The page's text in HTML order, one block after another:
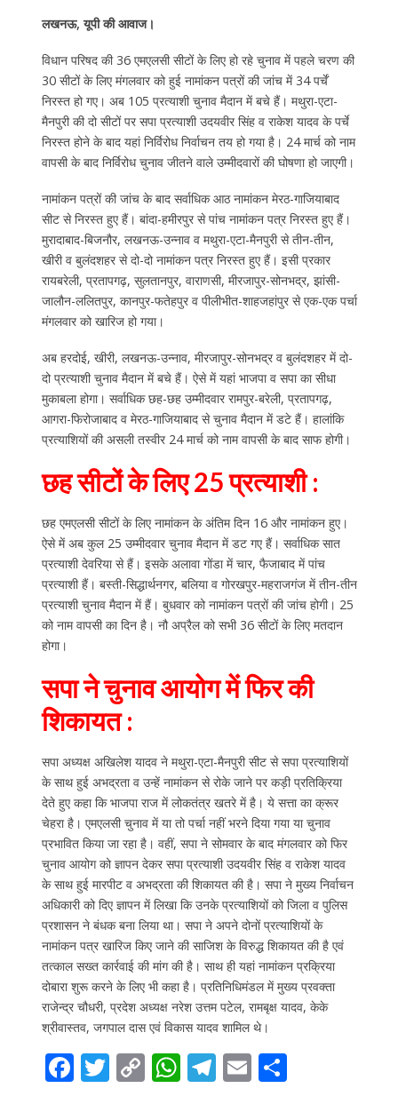
लखनऊ, यूपी की आवाज।
विधान परिषद की 36 एमएलसी सीटों के लिए हो रहे चुनाव में पहले चरण की
30 सीटों के लिए मंगलवार को हुई नामांकन पत्रों की जांच में 34 पर्चें
निरस्त हो गए। अब 105 प्रत्याशी चुनाव मैदान में बचे हैं। मथुरा-एटा-
मैनपुरी की दो सीटों पर सपा प्रत्याशी उदयवीर सिंह व राकेश यादव के पर्चे
निरस्त होने के बाद यहां निर्विरोध निर्वाचन तय हो गया है। 24 मार्च को नाम
वापसी के बाद निर्विरोध चुनाव जीतने वाले उम्मीदवारों की घोषणा हो जाएगी।
नामांकन पत्रों की जांच के बाद सर्वाधिक आठ नामांकन मेरठ-गाजियाबाद
सीट से निरस्त हुए हैं। बांदा-हमीरपुर से पांच नामांकन पत्र निरस्त हुए हैं।
मुरादाबाद-बिजनौर, लखनऊ-उन्नाव व मथुरा-एटा-मैनपुरी से तीन-तीन,
खीरी व बुलंदशहर से दो-दो नामांकन पत्र निरस्त हुए हैं। इसी प्रकार
रायबरेली, प्रतापगढ़, सुलतानपुर, वाराणसी, मीरजापुर-सोनभद्र, झांसी-
जालौन-ललितपुर, कानपुर-फतेहपुर व पीलीभीत-शाहजहांपुर से एक-एक पर्चा
मंगलवार को खारिज हो गया।
अब हरदोई, खीरी, लखनऊ-उन्नाव, मीरजापुर-सोनभद्र व बुलंदशहर में दो-
दो प्रत्याशी चुनाव मैदान में बचे हैं। ऐसे में यहां भाजपा व सपा का सीधा
मुकाबला होगा। सर्वाधिक छह-छह उम्मीदवार रामपुर-बरेली, प्रतापगढ़,
आगरा-फिरोजाबाद व मेरठ-गाजियाबाद से चुनाव मैदान में डटे हैं। हालांकि
प्रत्याशियों की असली तस्वीर 24 मार्च को नाम वापसी के बाद साफ होगी।
छह सीटों के लिए 25 प्रत्याशी :
छह एमएलसी सीटों के लिए नामांकन के अंतिम दिन 16 और नामांकन हुए।
ऐसे में अब कुल 25 उम्मीदवार चुनाव मैदान में डट गए हैं। सर्वाधिक सात
प्रत्याशी देवरिया से हैं। इसके अलावा गोंडा में चार, फैजाबाद में पांच
प्रत्याशी हैं। बस्ती-सिद्धार्थनगर, बलिया व गोरखपुर-महराजगंज में तीन-तीन
प्रत्याशी चुनाव मैदान में हैं। बुधवार को नामांकन पत्रों की जांच होगी। 25
को नाम वापसी का दिन है। नौ अप्रैल को सभी 36 सीटों के लिए मतदान
होगा।
सपा ने चुनाव आयोग में फिर की
शिकायत :
सपा अध्यक्ष अखिलेश यादव ने मथुरा-एटा-मैनपुरी सीट से सपा प्रत्याशियों
के साथ हुई अभद्रता व उन्हें नामांकन से रोके जाने पर कड़ी प्रतिक्रिया
देते हुए कहा कि भाजपा राज में लोकतंत्र खतरे में है। ये सत्ता का क्रूर
चेहरा है। एमएलसी चुनाव में या तो पर्चा नहीं भरने दिया गया या चुनाव
प्रभावित किया जा रहा है। वहीं, सपा ने सोमवार के बाद मंगलवार को फिर
चुनाव आयोग को ज्ञापन देकर सपा प्रत्याशी उदयवीर सिंह व राकेश यादव
के साथ हुई मारपीट व अभद्रता की शिकायत की है। सपा ने मुख्य निर्वाचन
अधिकारी को दिए ज्ञापन में लिखा कि उनके प्रत्याशियों को जिला व पुलिस
प्रशासन ने बंधक बना लिया था। सपा ने अपने दोनों प्रत्याशियों के
नामांकन पत्र खारिज किए जाने की साजिश के विरुद्ध शिकायत की है एवं
तत्काल सख्त कार्रवाई की मांग की है। साथ ही यहां नामांकन प्रक्रिया
दोबारा शुरू करने के लिए भी कहा है। प्रतिनिधिमंडल में मुख्य प्रवक्ता
राजेन्द्र चौधरी, प्रदेश अध्यक्ष नरेश उत्तम पटेल, रामबृक्ष यादव, केके
श्रीवास्तव, जगपाल दास एवं विकास यादव शामिल थे।
F T C W T E S